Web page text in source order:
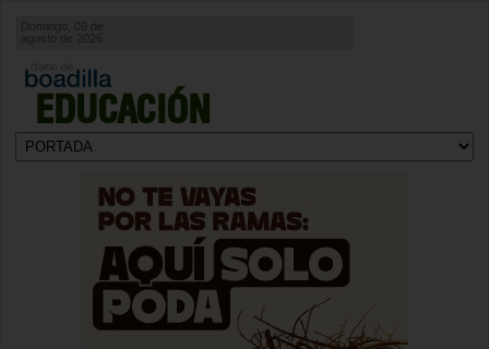
EDUCACIÓN
Domingo, 09 de
agosto de 2026